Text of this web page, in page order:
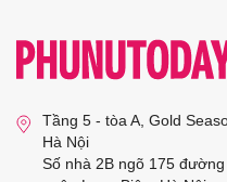
Tầng 5 - tòa A, Gold
Hà Nội
Số nhà 2B ngõ 175